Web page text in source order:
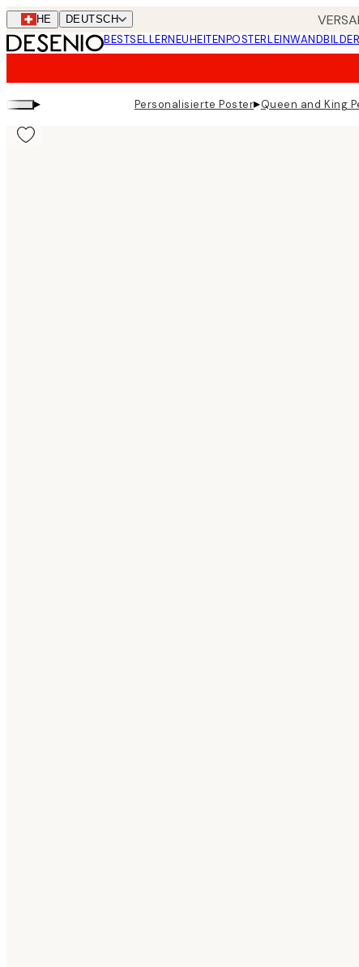
Skip
to
main
CHE DEUTSCH
BESTSELLERNEUHEITENPOSTER
▸ Personalisierte Poster▸Queen and King